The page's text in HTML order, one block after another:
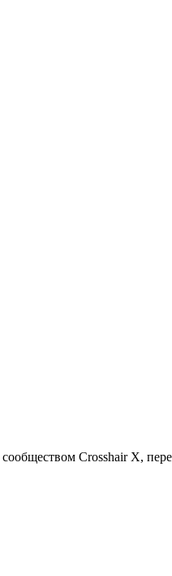
Crosshair X,